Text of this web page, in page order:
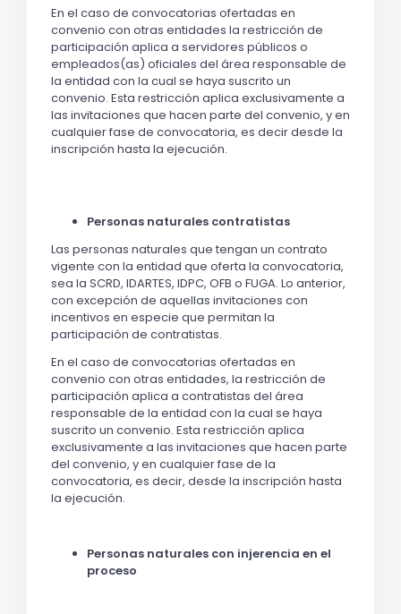
En el caso de convocatorias ofertadas en
convenio con otras entidades la restricción de
participación aplica a servidores públicos o
empleados(as) oficiales del área responsable de
la entidad con la cual se haya suscrito un
convenio. Esta restricción aplica exclusivamente a
las invitaciones que hacen parte del convenio, y en
cualquier fase de convocatoria, es decir desde la
inscripción hasta la ejecución.
Personas naturales contratistas
Las personas naturales que tengan un contrato
vigente con la entidad que oferta la convocatoria,
sea la SCRD, IDARTES, IDPC, OFB o FUGA. Lo anterior,
con excepción de aquellas invitaciones con
incentivos en especie que permitan la
participación de contratistas.
En el caso de convocatorias ofertadas en
convenio con otras entidades, la restricción de
participación aplica a contratistas del área
responsable de la entidad con la cual se haya
suscrito un convenio. Esta restricción aplica
exclusivamente a las invitaciones que hacen parte
del convenio, y en cualquier fase de la
convocatoria, es decir, desde la inscripción hasta
la ejecución.
Personas naturales con injerencia en el
proceso